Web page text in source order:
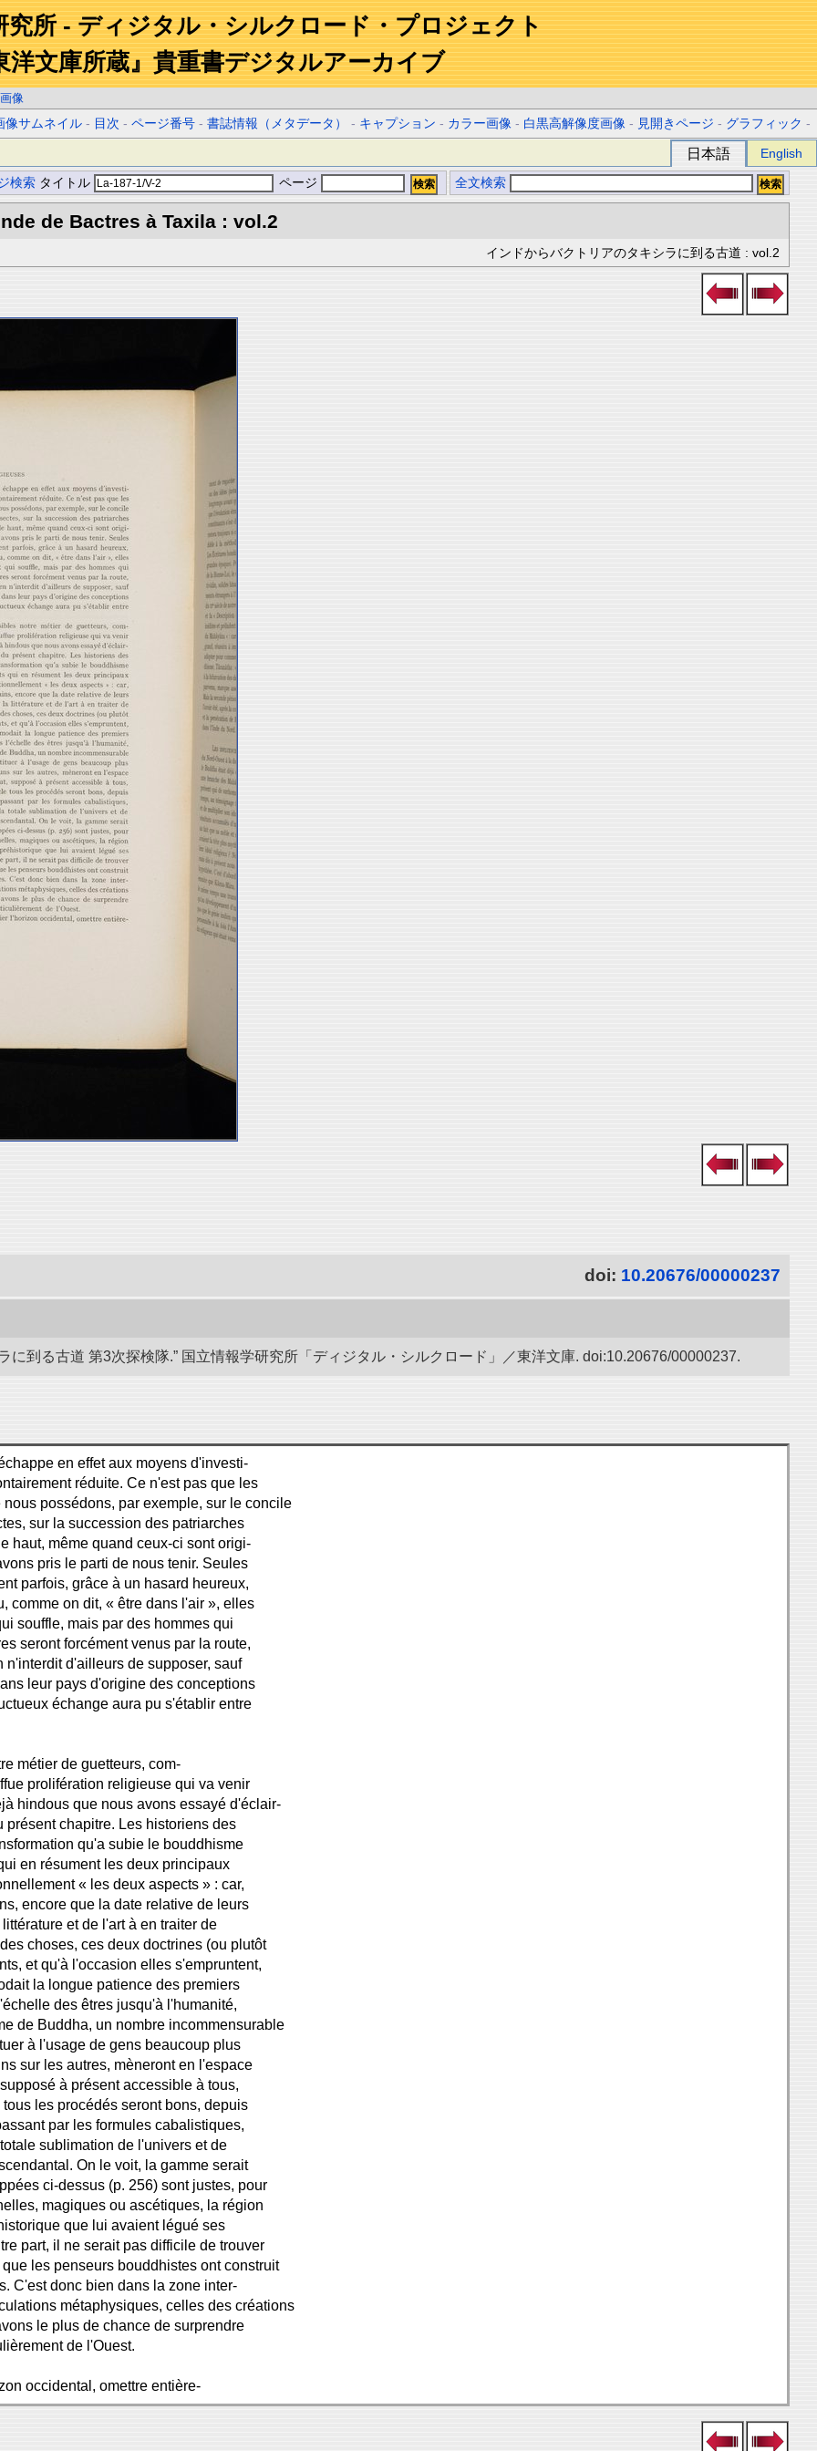
究所 - ディジタル・シルクロード・プロジェクト
洋文庫所蔵』貴重書デジタルアーカイブ
像
像サムネイル - 目次 -ページ番号 -書誌情報（メタデータ） - キャプション - カラー画像 - 白黒高解像度画像 - 見開きページ - グラフィック -
日本語 English
検索 タイトル ページ 全文検索
de Bactres à Taxila : vol.2
インドからバクトリアのタキシラに到る古道 : vol.2
doi: 10.20676/00000237
に到る古道 第3次探検隊.” 国立情報学研究所「ディジタル・シルクロード」／東洋文庫. doi:10.20676/00000237.
en effet aux moyens d'investi-
réduite. Ce n'est pas que les
possédons, par exemple, sur le concile
sur la succession des patriarches
haut, même quand ceux-ci sont origi-
pris le parti de nous tenir. Seules
parfois, grâce à un hasard heureux,
comme on dit, « être dans l'air », elles
souffle, mais par des hommes qui
seront forcément venus par la route,
d'ailleurs de supposer, sauf
leur pays d'origine des conceptions
échange aura pu s'établir entre
métier de guetteurs, com-
prolifération religieuse qui va venir
hindous que nous avons essayé d'éclair-
chapitre. Les historiens des
qu'a subie le bouddhisme
en résument les deux principaux
« les deux aspects » : car,
encore que la date relative de leurs
et de l'art à en traiter de
choses, ces deux doctrines (ou plutôt
et qu'à l'occasion elles s'empruntent,
la longue patience des premiers
des êtres jusqu'à l'humanité,
de Buddha, un nombre incommensurable
à l'usage de gens beaucoup plus
sur les autres, mèneront en l'espace
à présent accessible à tous,
les procédés seront bons, depuis
par les formules cabalistiques,
sublimation de l'univers et de
On le voit, la gamme serait
ci-dessus (p. 256) sont justes, pour
magiques ou ascétiques, la région
que lui avaient légué ses
part, il ne serait pas difficile de trouver
les penseurs bouddhistes ont construit
C'est donc bien dans la zone inter-
métaphysiques, celles des créations
le plus de chance de surprendre
de l'Ouest.
occidental, omettre entière-